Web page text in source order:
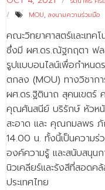
MOU, ลงนามความร่วมมือ
คณะวิทยาศาสตร์และเทค
ซึ่งมี ผศ.ดร.ณัฐกฤตา ฟล
รูปแบบอนไลน์เพื่อกำหนด
ตกลง (MOU) ทางวิชาก
ผศ.ดร.ฐิตินาถ สุคนเขตร์
คุณศันสนีย์ บริรักษ์ หัวห
สะอาด และ คุณกมลพร ภั
14.00 น. ทั้งนี้เป็นความร่
องค์ความรู้ และสนับสนุน
นิวเคลียร์และรังสีที่สอด
ประเทศไทย